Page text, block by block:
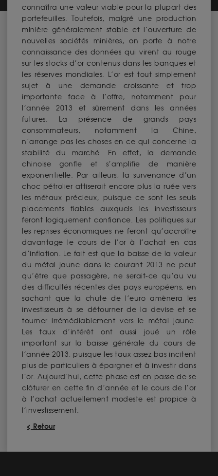
connaîtra une valeur viable pour la plupart des
portefeuilles. Toutefois, malgré une production
minière généralement stable et l’ouverture de
nouvelles sociétés minières, on porte à notre
connaissance des données qui virent au rouge
sur les stocks d’or contenus dans les banques et
les réserves mondiales. L’or est tout simplement
sujet à une demande croissante et trop
importante face à l’offre, notamment pour
l’année 2013 et sûrement dans les années
futures. La présence de grands pays
consommateurs, notamment la Chine,
n’arrange pas les choses en ce qui concerne la
stabilité du marché. En effet, la demande
chinoise gonfle et s’amplifie de manière
exponentielle. Par ailleurs, la survenance d’un
choc pétrolier attiserait encore plus la ruée vers
les métaux précieux, puisque ce sont les seuls
placements fiables auxquels les investisseurs
feront logiquement confiance. Les politiques sur
les reprises économiques ne feront qu’accroître
davantage le cours de l’or à l’achat en cas
d’inflation. Le fait est que la baisse de la valeur
du métal jaune dans le courant 2013 ne peut
qu’être que passagère, ne serait-ce qu’au vu
des difficultés récentes des pays européens, en
sachant que la chute de l’euro amènera les
investisseurs à se détourner de la devise et se
tourner irrémédiablement vers le métal jaune.
Les taux d’intérêt ont aussi joué un rôle
important sur la baisse générale du cours de
l’année 2013, puisque les taux assez bas incitent
plus de particuliers à épargner et à investir dans
l’or. Aujourd’hui, cette phase est en passe de se
clôturer en cette fin d’année et le cours de l’or
à l’achat actuellement modeste est propice à
l’investissement.
< Retour